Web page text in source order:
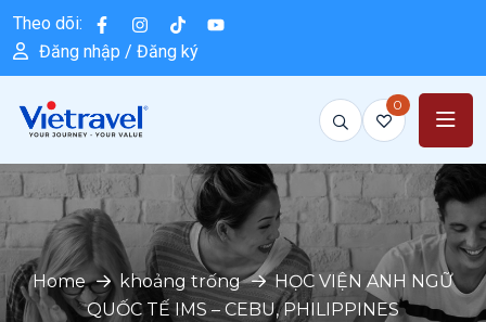
Theo dõi:
Đăng nhập / Đăng ký
0
Home khoảng trống
HỌC VIỆN ANH NGỮ
QUỐC TẾ IMS – CEBU, PHILIPPINES